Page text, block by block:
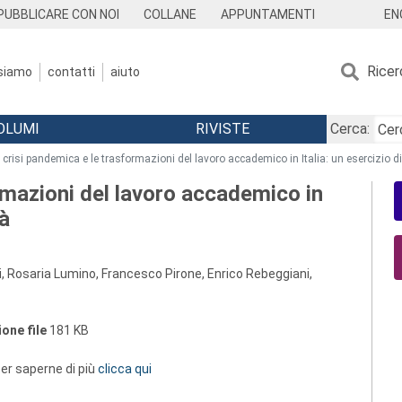
CON NOI COLLANE APPUNTAMENTI
contatti aiuto
RIVISTE Cerca:
crisi pandemica e le trasformazioni del lavoro accademico in Italia: un esercizio
del lavoro accademico in
Lumino, Francesco Pirone, Enrico Rebeggiani,
file 181 KB
saperne di più clicca qui